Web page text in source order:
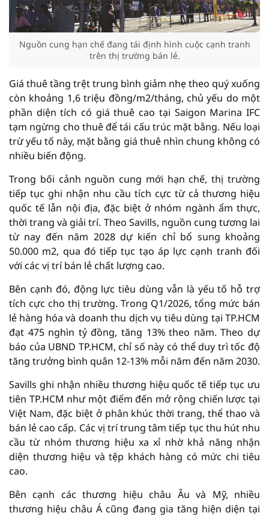
Nguồn cung hạn chế đang tái định hình cuộc cạnh tranh
trên thị trường bán lẻ.
Giá thuê tầng trệt trung bình giảm nhẹ theo quý xuống
còn khoảng 1,6 triệu đồng/m2/tháng, chủ yếu do một
phần diện tích có giá thuê cao tại Saigon Marina IFC
tạm ngừng cho thuê để tái cấu trúc mặt bằng. Nếu loại
trừ yếu tố này, mặt bằng giá thuê nhìn chung không có
nhiều biến động.
Trong bối cảnh nguồn cung mới hạn chế, thị trường
tiếp tục ghi nhận nhu cầu tích cực từ cả thương hiệu
quốc tế lẫn nội địa, đặc biệt ở nhóm ngành ẩm thực,
thời trang và giải trí. Theo Savills, nguồn cung tương lai
từ nay đến năm 2028 dự kiến chỉ bổ sung khoảng
50.000 m2, qua đó tiếp tục tạo áp lực cạnh tranh đối
với các vị trí bán lẻ chất lượng cao.
Bên cạnh đó, động lực tiêu dùng vẫn là yếu tố hỗ trợ
tích cực cho thị trường. Trong Q1/2026, tổng mức bán
lẻ hàng hóa và doanh thu dịch vụ tiêu dùng tại TP.HCM
đạt 475 nghìn tỷ đồng, tăng 13% theo năm. Theo dự
báo của UBND TP.HCM, chỉ số này có thể duy trì tốc độ
tăng trưởng bình quân 12-13% mỗi năm đến năm 2030.
Savills ghi nhận nhiều thương hiệu quốc tế tiếp tục ưu
tiên TP.HCM như một điểm đến mở rộng chiến lược tại
Việt Nam, đặc biệt ở phân khúc thời trang, thể thao và
bán lẻ cao cấp. Các vị trí trung tâm tiếp tục thu hút nhu
cầu từ nhóm thương hiệu xa xỉ nhờ khả năng nhận
diện thương hiệu và tệp khách hàng có mức chi tiêu
cao.
Bên cạnh các thương hiệu châu Âu và Mỹ, nhiều
thương hiệu châu Á cũng đang gia tăng hiện diện tại